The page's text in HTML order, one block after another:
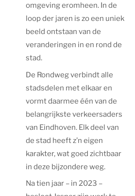
omgeving eromheen. In de
loop der jaren is zo een uniek
beeld ontstaan van de
veranderingen in en rond de
stad.
De Rondweg verbindt alle
stadsdelen met elkaar en
vormt daarmee één van de
belangrijkste verkeersaders
van Eindhoven. Elk deel van
de stad heeft z’n eigen
karakter, wat goed zichtbaar
in deze bijzondere weg.
Na tien jaar – in 2023 –